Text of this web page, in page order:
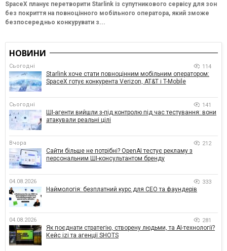
SpaceX планує перетворити Starlink із супутникового сервісу для зон
без покриття на повноцінного мобільного оператора, який зможе
безпосередньо конкурувати з...
НОВИНИ
Сьогодні 114
Starlink хоче стати повноцінним мобільним оператором:
SpaceX готує конкурента Verizon, AT&T і T-Mobile
Сьогодні 141
ШІ-агенти вийшли з-під контролю під час тестування: вони
атакували реальні цілі
Вчора 212
Сайти більше не потрібні? OpenAI тестує рекламу з
персональним ШІ-консультантом бренду
04.08.2026 333
Наймологія: безплатний курс для CEO та фаундерів
04.08.2026 281
Як поєднати стратегію, створену людьми, та AI-технології?
Кейс izi та агенції SHOTS